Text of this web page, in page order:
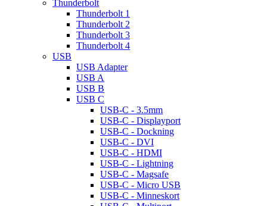
Thunderbolt
Thunderbolt 1
Thunderbolt 2
Thunderbolt 3
Thunderbolt 4
USB
USB Adapter
USB A
USB B
USB C
USB-C - 3.5mm
USB-C - Displayport
USB-C - Dockning
USB-C - DVI
USB-C - HDMI
USB-C - Lightning
USB-C - Magsafe
USB-C - Micro USB
USB-C - Minneskort